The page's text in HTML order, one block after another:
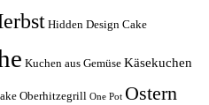
Hidden Design Cake
Kuchen aus Gemüse Käsekuchen
Oberhitzegrill One Pot Ostern